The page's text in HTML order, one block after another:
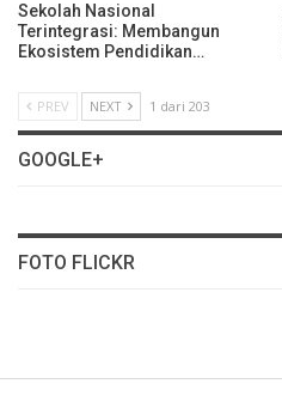
Sekolah Nasional
Terintegrasi: Membangun
Ekosistem Pendidikan…
PREV NEXT 1 dari 203
GOOGLE+
FOTO FLICKR